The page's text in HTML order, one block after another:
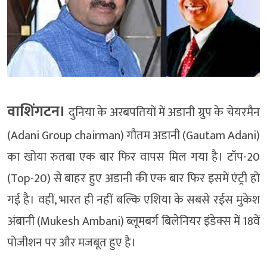
वाशिंगटन। दुनिया के अरबपतियों में अडानी ग्रुप के चेयरमैन
(Adani Group chairman) गौतम अडानी (Gautam Adani)
का खोया रुतबा एक बार फिर वापस मिल गया है। टॉप-20
(Top-20) से बाहर हुए अडानी की एक बार फिर इसमें एंट्री हो
गई है। वहीं, भारत ही नहीं बल्कि एशिया के सबसे रईस मुकेश
अंबानी (Mukesh Ambani) ब्लूमबर्ग बिलेनियर इंडेक्स में 18वें
पोजीशन पर और मजबूत हुए है।